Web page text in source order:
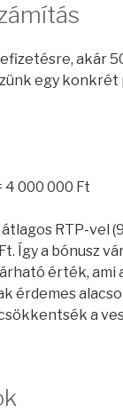
akár
egy konkrét
4 000 000 Ft
RTP-vel
Így a bónusz
érték, ami
érdemes
a